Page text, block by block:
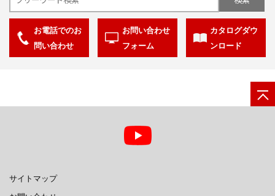
お電話でのお
問い合わせ
お問い合わせ
フォーム
カタログダウ
ンロード
サイトマップ